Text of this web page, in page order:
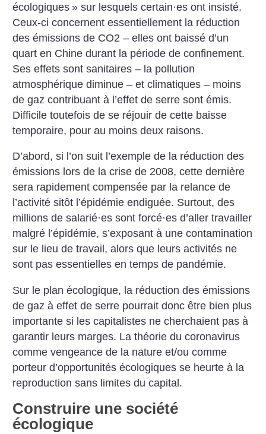
écologiques » sur lesquels certain·es ont insisté.
Ceux-ci concernent essentiellement la réduction
des émissions de CO2 – elles ont baissé d’un
quart en Chine durant la période de confinement.
Ses effets sont sanitaires – la pollution
atmosphérique diminue – et climatiques – moins
de gaz contribuant à l’effet de serre sont émis.
Difficile toutefois de se réjouir de cette baisse
temporaire, pour au moins deux raisons.
D’abord, si l’on suit l’exemple de la réduction des
émissions lors de la crise de 2008, cette dernière
sera rapidement compensée par la relance de
l’activité sitôt l’épidémie endiguée. Surtout, des
millions de salarié·es sont forcé·es d’aller travailler
malgré l’épidémie, s’exposant à une contamination
sur le lieu de travail, alors que leurs activités ne
sont pas essentielles en temps de pandémie.
Sur le plan écologique, la réduction des émissions
de gaz à effet de serre pourrait donc être bien plus
importante si les capitalistes ne cherchaient pas à
garantir leurs marges. La théorie du coronavirus
comme vengeance de la nature et/ou comme
porteur d’opportunités écologiques se heurte à la
reproduction sans limites du capital.
Construire une société
écologique